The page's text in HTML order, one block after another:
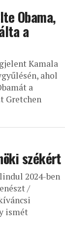
Obama,
a
Kamala
ahol
a
Gretchen
székért
2024-ben
/
ismét